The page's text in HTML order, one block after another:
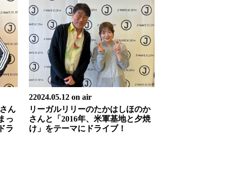
ん
っ
ラ
22024.05.12 on air
リーガルリリーのたかはしほのか
さんと「2016年、米軍基地と夕焼
け」をテーマにドライブ！